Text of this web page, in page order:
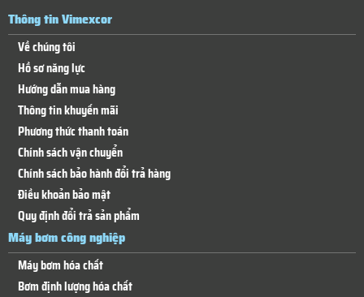
Thông tin Vimexcor
Về chúng tôi
Hồ sơ năng lực
Hướng dẫn mua hàng
Thông tin khuyến mãi
Phương thức thanh toán
Chính sách vận chuyển
Chính sách bảo hành đổi trả hàng
Điều khoản bảo mật
Quy định đổi trả sản phẩm
Máy bơm công nghiệp
Máy bơm hóa chất
Bơm định lượng hóa chất